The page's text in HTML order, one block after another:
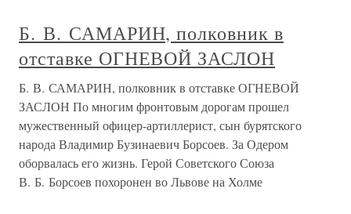
Б. В. САМАРИН, полковник в
отставке ОГНЕВОЙ ЗАСЛОН
Б. В. САМАРИН, полковник в отставке ОГНЕВОЙ
ЗАСЛОН По многим фронтовым дорогам прошел
мужественный офицер-артиллерист, сын бурятского
народа Владимир Бузинаевич Борсоев. За Одером
оборвалась его жизнь. Герой Советского Союза
В. Б. Борсоев похоронен во Львове на Холме